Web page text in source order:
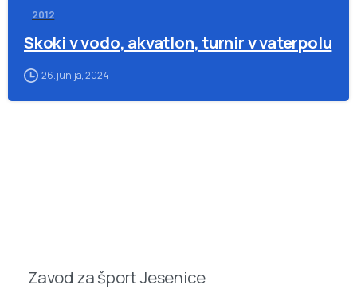
2012
Skoki v vodo, akvatlon, turnir v vaterpolu
26. junija, 2024
Zavod za šport Jesenice